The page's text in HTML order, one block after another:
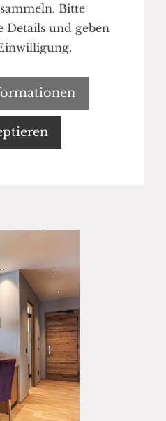
Bitte
Details und geben